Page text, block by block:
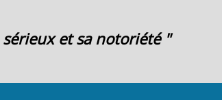
sérieux et sa notoriété "